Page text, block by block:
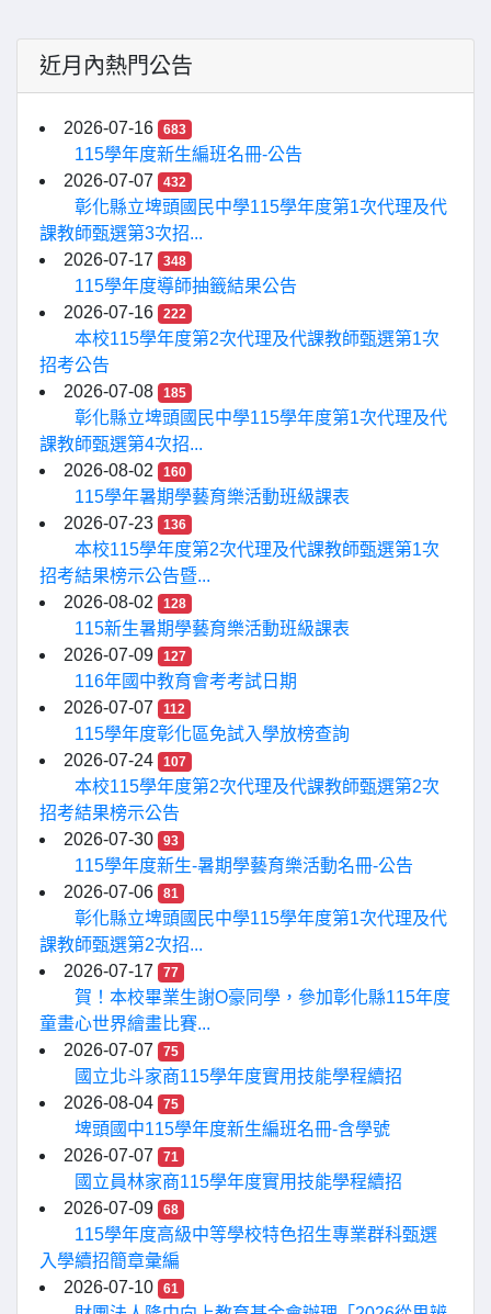
近月內熱門公告
2026-07-16 683
115學年度新生編班名冊-公告
2026-07-07
432
彰化縣立埤頭國民中學115學年度第1次代理及代
課教師甄選第3次招...
2026-07-17
348
115學年度導師抽籤結果公告
2026-07-16
222
本校115學年度第2次代理及代課教師甄選第1次
招考公告
2026-07-08
185
彰化縣立埤頭國民中學115學年度第1次代理及代
課教師甄選第4次招...
2026-08-02
160
115學年暑期學藝育樂活動班級課表
2026-07-23
136
本校115學年度第2次代理及代課教師甄選第1次
招考結果榜示公告暨...
2026-08-02
128
115新生暑期學藝育樂活動班級課表
2026-07-09
127
116年國中教育會考考試日期
2026-07-07
112
115學年度彰化區免試入學放榜查詢
2026-07-24
107
本校115學年度第2次代理及代課教師甄選第2次
招考結果榜示公告
2026-07-30
93
115學年度新生-暑期學藝育樂活動名冊-公告
2026-07-06
81
彰化縣立埤頭國民中學115學年度第1次代理及代
課教師甄選第2次招...
2026-07-17
77
賀！本校畢業生謝O豪同學，參加彰化縣115年度
童畫心世界繪畫比賽...
2026-07-07
75
國立北斗家商115學年度實用技能學程續招
2026-08-04
75
埤頭國中115學年度新生編班名冊-含學號
2026-07-07
71
國立員林家商115學年度實用技能學程續招
2026-07-09
68
115學年度高級中等學校特色招生專業群科甄選
入學續招簡章彙編
2026-07-10
61